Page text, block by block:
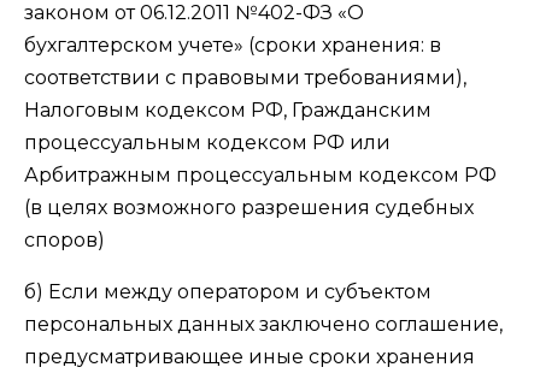
законом от 06.12.2011 №402-ФЗ «О
бухгалтерском учете» (сроки хранения: в
соответствии с правовыми требованиями),
Налоговым кодексом РФ, Гражданским
процессуальным кодексом РФ или
Арбитражным процессуальным кодексом РФ
(в целях возможного разрешения судебных
споров)
б) Если между оператором и субъектом
персональных данных заключено соглашение,
предусматривающее иные сроки хранения